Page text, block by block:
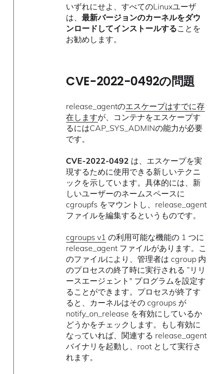
いずれにせよ、すべてのLinuxユーザ
は、最新バージョンのカーネルをダウ
ンロードしてインストールすることを
お勧めします。
CVE-2022-0492の問題
release_agentのエスケープはすでに存
在しますが、コンテナをエスケープす
るにはCAP_SYS_ADMINの能力が必要
です。
CVE-2022-0492 は、エスケープを実
現するために使用できる新しいテクニ
ックを示しています。具体的には、新
しいユーザーのネームスペースに
cgroupfs をマウントし、release_agent
ファイルを編集するというものです。
cgroups v1 の利用可能な機能の 1 つに
release_agent ファイルがあります。こ
のファイルにより、管理者は cgroup 内
のプロセスの終了時に実行される ”リリ
ースエージェント" プログラムを設定す
ることができます。プロセスが終了す
ると、カーネルはその cgroups が
notify_on_release を有効にしているか
どうかをチェックします。もし有効に
なっていれば、関連する release_agent
バイナリを起動し、root として実行さ
れます。